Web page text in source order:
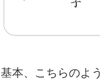
基本、こちらのよ